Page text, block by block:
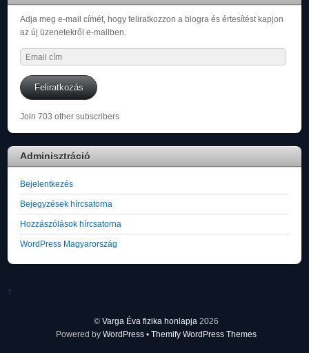
Adja meg e-mail címét, hogy feliratkozzon a blogra és értesítést kapjon
az új üzenetekről e-mailben.
Email
cím
Feliratkozás
Join 703 other subscribers
Adminisztráció
Bejelentkezés
Bejegyzések hírcsatorna
Hozzászólások hírcsatorna
WordPress Magyarország
↑
© Varga Éva fizika honlapja 2026
Powered by WordPress • Themify WordPress Themes